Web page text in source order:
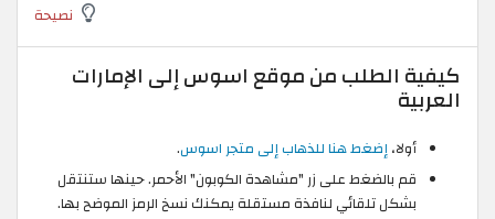
نصيحة
كيفية الطلب من موقع اسوس إلى الإمارات
العربية
أولا،إضغط هنا للذهاب إلى متجر اسوس.
قم بالضغط على زر "مشاهدة الكوبون" الأحمر. حينها ستنتقل
بشكل تلقائي لنافذة مستقلة يمكنك نسخ الرمز الموضح بها.